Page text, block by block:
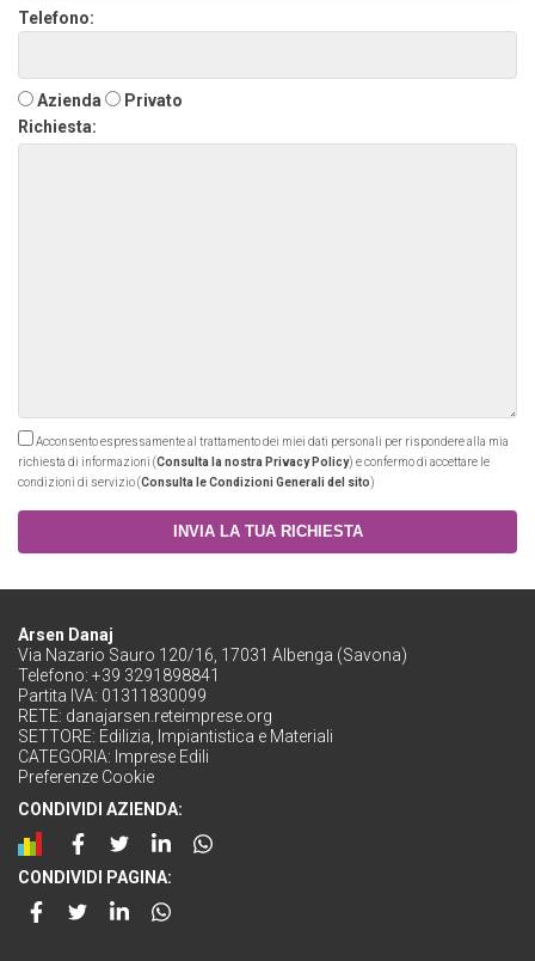
Telefono:
Azienda
Privato
Richiesta:
Acconsento espressamente al trattamento dei miei dati personali per rispondere alla mia
richiesta di informazioni (Consulta la nostra Privacy Policy) e confermo di accettare le
condizioni di servizio (Consulta le Condizioni Generali del sito)
INVIA LA TUA RICHIESTA
Arsen Danaj
Via Nazario Sauro 120/16, 17031 Albenga (Savona)
Telefono: +39 3291898841
Partita IVA: 01311830099
RETE: danajarsen.reteimprese.org
SETTORE: Edilizia, Impiantistica e Materiali
CATEGORIA: Imprese Edili
Preferenze Cookie
CONDIVIDI AZIENDA:
CONDIVIDI PAGINA: